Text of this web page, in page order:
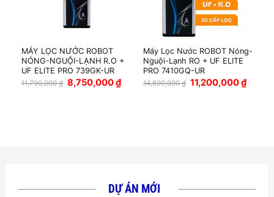
MÁY LỌC NƯỚC ROBOT
NÓNG-NGUỘI-LẠNH R.O +
UF ELITE PRO 739GK-UR
11,790,000₫ Giá
gốc
8,750,000₫Giá
hiện
Máy Lọc Nước ROBOT Nóng-
Nguội-Lạnh RO + UF ELITE
PRO 7410GQ-UR
14,890,000₫ Giá
gốc
11,200,000₫Giá
hiện
DỰ ÁN MỚI